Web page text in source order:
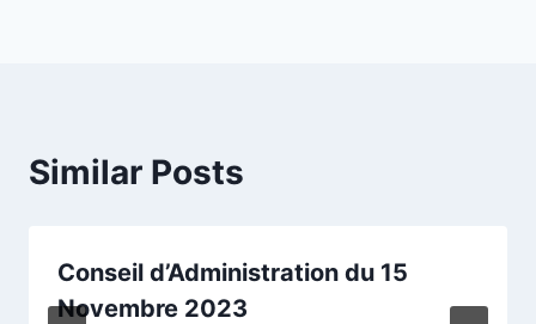
Similar Posts
Conseil d’Administration du 15
Novembre 2023